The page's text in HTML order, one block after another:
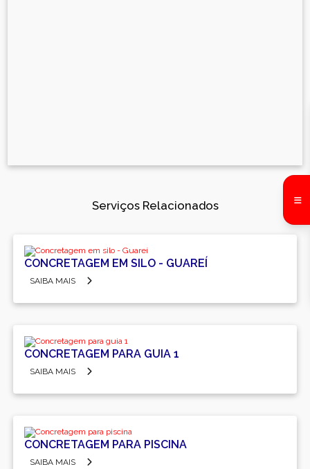
Serviços Relacionados
CONCRETAGEM EM SILO - GUAREÍ
SAIBA MAIS
CONCRETAGEM PARA GUIA 1
SAIBA MAIS
CONCRETAGEM PARA PISCINA
SAIBA MAIS